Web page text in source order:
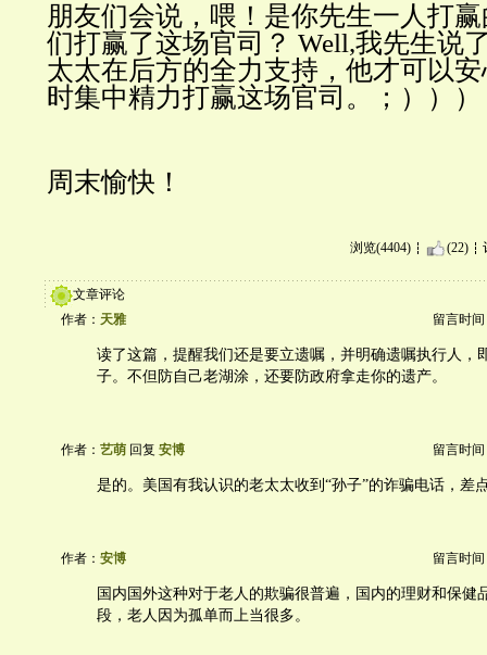
朋友们会说，喂！是你先生一人打
们打赢了这场官司？ Well,我先生说
太太在后方的全力支持，他才可以
时集中精力打赢这场官司。；）））
周末愉快！
浏览(4404) (22)
文章评论
作者： 天雅 留言时间
读了这篇，提醒我们还是要立遗嘱，并明确遗嘱执行人，
子。不但防自己老湖涂，还要防政府拿走你的遗产。
作者： 艺萌 回复 安博 留言时间
是的。美国有我认识的老太太收到“孙子”的诈骗电话，差
作者： 安博 留言时间
国内国外这种对于老人的欺骗很普遍，国内的理财和保健
段，老人因为孤单而上当很多。